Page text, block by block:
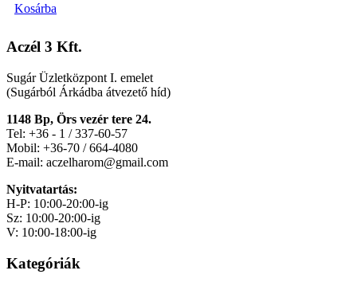
Kosárba
Aczél 3 Kft.
Sugár Üzletközpont I. emelet
(Sugárból Árkádba átvezető híd)
1148 Bp, Örs vezér tere 24.
Tel: +36 - 1 / 337-60-57
Mobil: +36-70 / 664-4080
E-mail: aczelharom@gmail.com
Nyitvatartás:
H-P: 10:00-20:00-ig
Sz: 10:00-20:00-ig
V: 10:00-18:00-ig
Kategóriák